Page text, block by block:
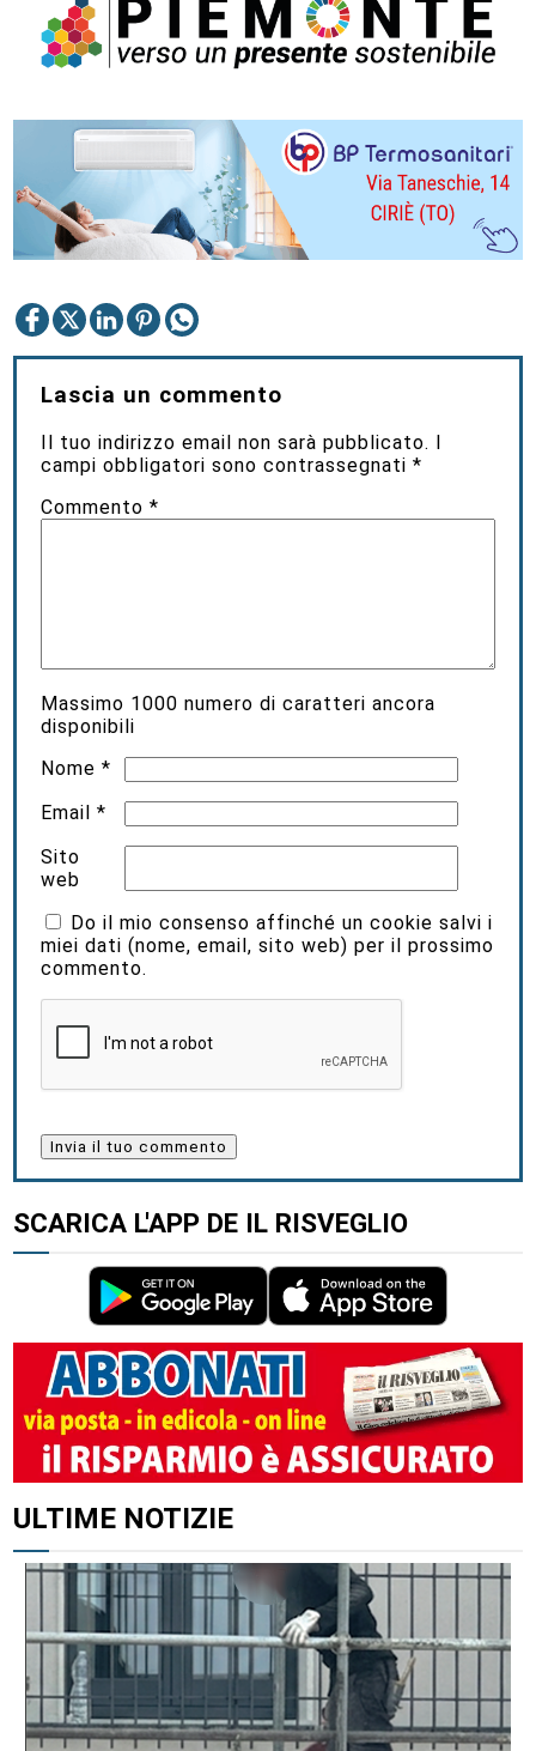
Lascia un commento
Il tuo indirizzo email non sarà pubblicato. I
campi obbligatori sono contrassegnati*
Commento*
Massimo 1000 numero di caratteri ancora
disponibili
Nome*
Email*
Sito
web
Do il mio consenso affinché un cookie salvi i
miei dati (nome, email, sito web) per il prossimo
commento.
SCARICA L'APP DE IL RISVEGLIO
ULTIME NOTIZIE